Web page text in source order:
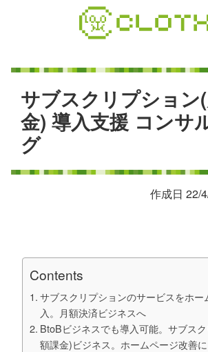
サブスク リ プショ ン(
金) 導入支援 コンサ
グ
作成日 22/
Contents
サブスクリプションのサービスをホー
入。月額決済ビジネスへ
BtoBビジネスでも導入可能。サブス
額課金)ビジネス。ホームページ改善に